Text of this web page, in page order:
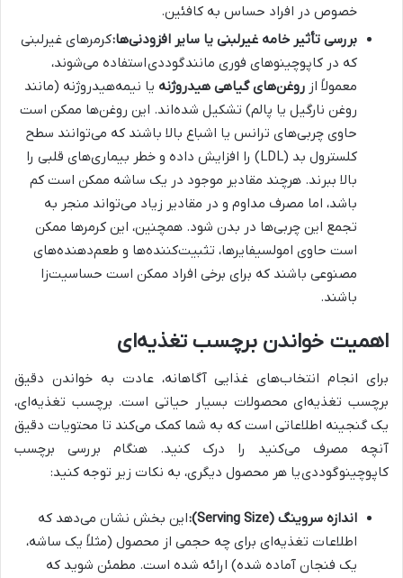
خصوص در افراد حساس به کافئین.
بررسی تأثیر خامه غیرلبنی یا سایر افزودنی‌ها:کرمرهای غیرلبنی
که در کاپوچینوهای فوری مانندگوددیاستفاده می‌شوند،
معمولاً از روغن‌های گیاهی هیدروژنه یا نیمه‌هیدروژنه (مانند
روغن نارگیل یا پالم) تشکیل شده‌اند. این روغن‌ها ممکن است
حاوی چربی‌های ترانس یا اشباع بالا باشند که می‌توانند سطح
کلسترول بد (LDL) را افزایش داده و خطر بیماری‌های قلبی را
بالا ببرند. هرچند مقادیر موجود در یک ساشه ممکن است کم
باشد، اما مصرف مداوم و در مقادیر زیاد می‌تواند منجر به
تجمع این چربی‌ها در بدن شود. همچنین، این کرمرها ممکن
است حاوی امولسیفایرها، تثبیت‌کننده‌ها و طعم‌دهنده‌های
مصنوعی باشند که برای برخی افراد ممکن است حساسیت‌زا
باشند.
اهمیت خواندن برچسب تغذیه‌ای
برای انجام انتخاب‌های غذایی آگاهانه، عادت به خواندن دقیق
برچسب تغذیه‌ای محصولات بسیار حیاتی است. برچسب تغذیه‌ای،
یک گنجینه اطلاعاتی است که به شما کمک می‌کند تا محتویات دقیق
آنچه مصرف می‌کنید را درک کنید. هنگام بررسی برچسب
کاپوچینوگوددی یا هر محصول دیگری، به نکات زیر توجه کنید:
اندازه سروینگ (Serving Size):
این بخش نشان می‌دهد که
اطلاعات تغذیه‌ای برای چه حجمی از محصول (مثلاً یک ساشه،
یک فنجان آماده شده) ارائه شده است. مطمئن شوید که